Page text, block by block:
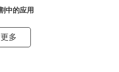
中的应用
多